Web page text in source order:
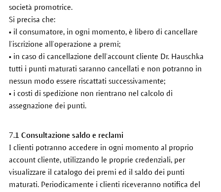
società promotrice.
Si precisa che:
• il consumatore, in ogni momento, è libero di cancellare
l’iscrizione all’operazione a premi;
• in caso di cancellazione dell’account cliente Dr. Hauschka
tutti i punti maturati saranno cancellati e non potranno in
nessun modo essere riscattati successivamente;
• i costi di spedizione non rientrano nel calcolo di
assegnazione dei punti.
7.1 Consultazione saldo e reclami
I clienti potranno accedere in ogni momento al proprio
account cliente, utilizzando le proprie credenziali, per
visualizzare il catalogo dei premi ed il saldo dei punti
maturati. Periodicamente i clienti riceveranno notifica del